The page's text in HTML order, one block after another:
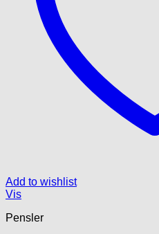
Add to wishlist
Vis
Pensler